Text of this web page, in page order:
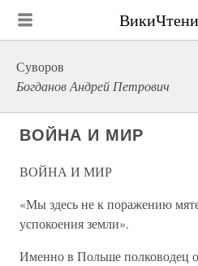
Суворов
Богданов Андрей Петрович
ВОЙНА И МИР
ВОЙНА И МИР
«Мы здесь не к поражению
успокоения земли».
Именно в Польше полководец